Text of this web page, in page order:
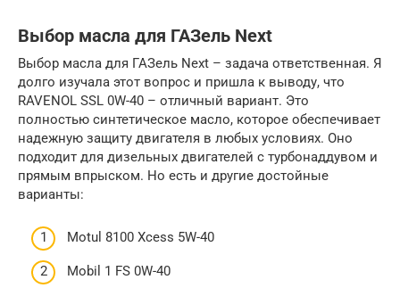
Выбор масла для ГАЗель Next
Выбор масла для ГАЗель Next – задача ответственная. Я
долго изучала этот вопрос и пришла к выводу, что
RAVENOL SSL 0W-40 – отличный вариант. Это
полностью синтетическое масло, которое обеспечивает
надежную защиту двигателя в любых условиях. Оно
подходит для дизельных двигателей с турбонаддувом и
прямым впрыском. Но есть и другие достойные
варианты:
Motul 8100 Xcess 5W-40
Mobil 1 FS 0W-40